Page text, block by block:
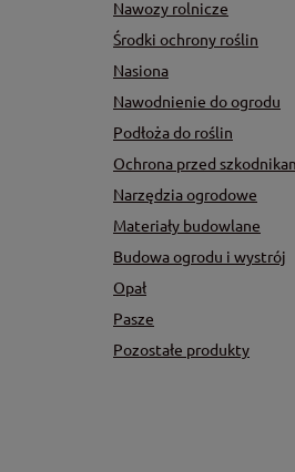
Nawozy rolnicze
Środki ochrony roślin
Nasiona
Nawodnienie do ogrodu
Podłoża do roślin
Ochrona przed
Narzędzia ogrodowe
Materiały budowlane
Budowa ogrodu i wystrój
Opał
Pasze
Pozostałe produkty